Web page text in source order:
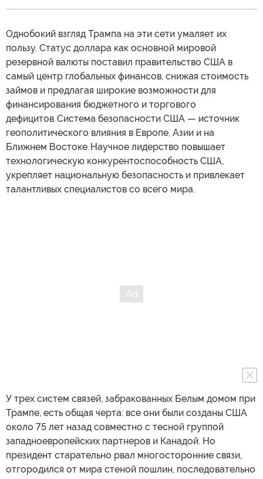
Однобокий взгляд Трампа на эти сети умаляет их
пользу. Статус доллара как основной мировой
резервной валюты поставил правительство США в
самый центр глобальных финансов, снижая стоимость
займов и предлагая широкие возможности для
финансирования бюджетного и торгового
дефицитов. Система безопасности США — источник
геополитического влияния в Европе, Азии и на
Ближнем Востоке. Научное лидерство повышает
технологическую конкурентоспособность США,
укрепляет национальную безопасность и привлекает
талантливых специалистов со всего мира.
У трех систем связей, забракованных Белым домом при
Трампе, есть общая черта: все они были созданы США
около 75 лет назад совместно с тесной группой
западноевропейских партнеров и Канадой. Но
президент старательно рвал многосторонние связи,
отгородился от мира стеной пошлин, последовательно